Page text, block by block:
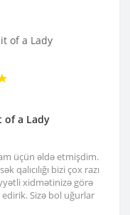
of a Lady
üçün əldə etmişdim.
bizi çox razı
xidmətinizə görə
Sizə bol uğurlar